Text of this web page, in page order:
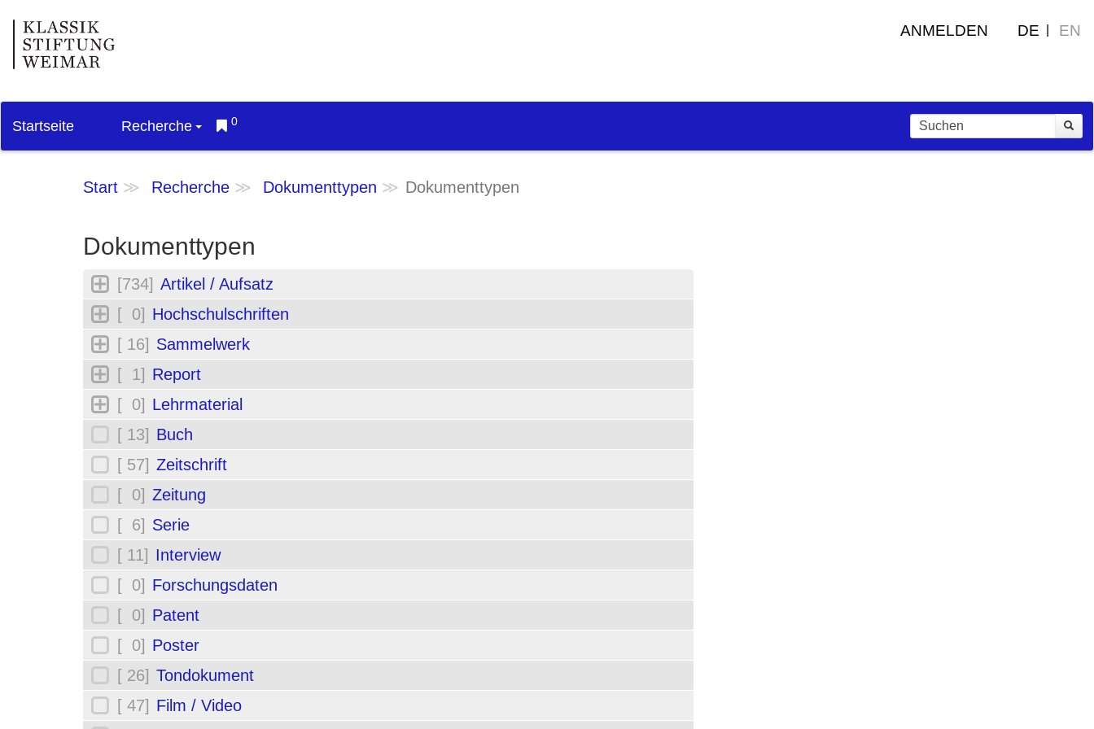
ANMELDEN DE EN
Startseite Recherche 0
Start Recherche Dokumenttypen Dokumenttypen
Dokumenttypen
[734] Artikel / Aufsatz
[ 0] Hochschulschriften
[ 16] Sammelwerk
[ 1] Report
[ 0] Lehrmaterial
[ 13] Buch
[ 57] Zeitschrift
[ 0] Zeitung
[ 6] Serie
[ 11] Interview
[ 0] Forschungsdaten
[ 0] Patent
[ 0] Poster
[ 26] Tondokument
[ 47] Film / Video